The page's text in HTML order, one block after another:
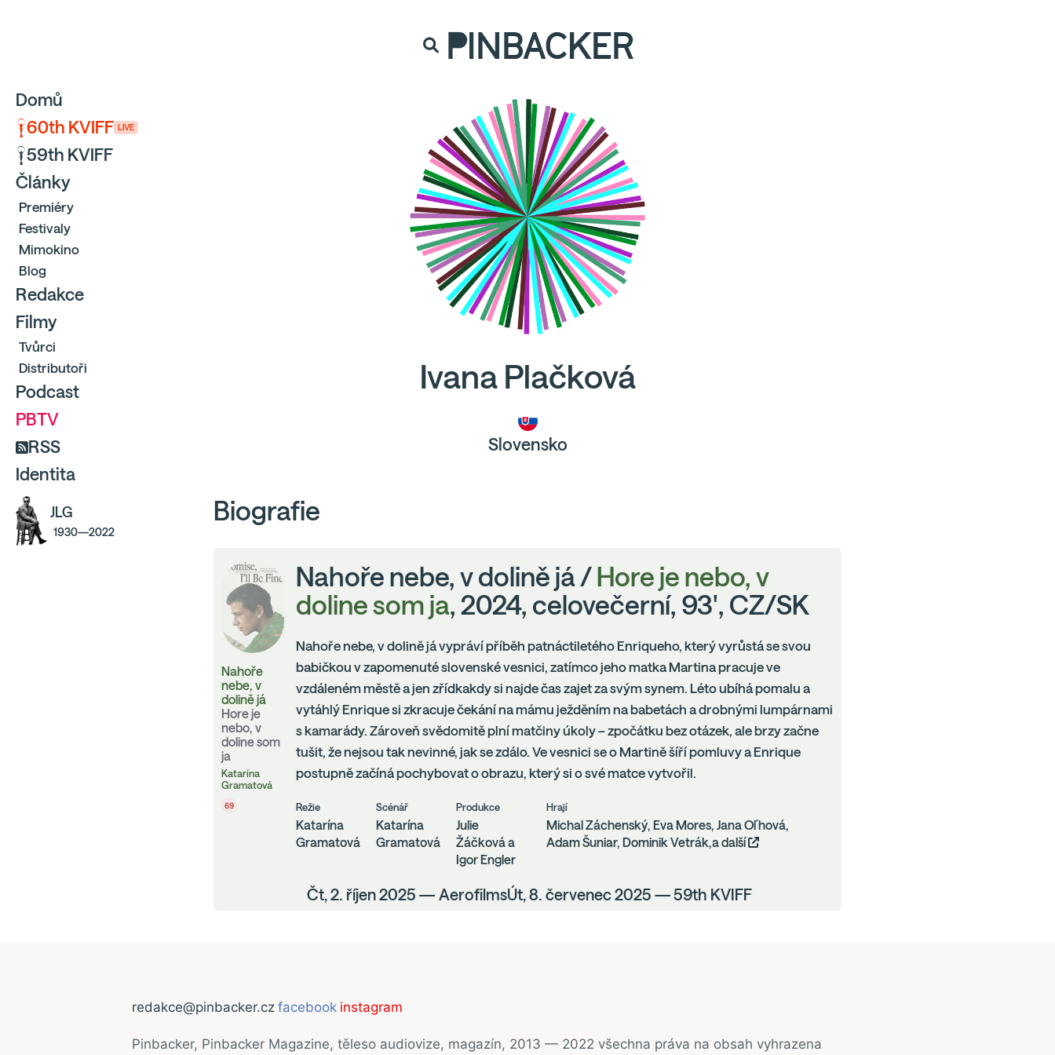
PINBACKER
Domů
60th KVIFF LIVE
59th KVIFF
Články
Premiéry
Festivaly
Mimokino
Blog
Redakce
Filmy
Tvůrci
Distributoři
Podcast
PBTV
RSS
Identita
JLG
1930—2022
Ivana Plačková
Slovensko
Biografie
Nahoře
nebe, v
dolině já
Hore je
nebo, v
doline som
ja
Katarína
Gramatová
69
Nahoře nebe, v dolině já /Hore je nebo, v
doline som ja, 2024, celovečerní, 93', CZ/SK
Nahoře nebe, v dolině já vypráví příběh patnáctiletého Enriqueho, který vyrůstá se svou
babičkou v zapomenuté slovenské vesnici, zatímco jeho matka Martina pracuje ve
vzdáleném městě a jen zřídkakdy si najde čas zajet za svým synem. Léto ubíhá pomalu a
vytáhlý Enrique si zkracuje čekání na mámu ježděním na babetách a drobnými lumpárnami
s kamarády. Zároveň svědomitě plní matčiny úkoly – zpočátku bez otázek, ale brzy začne
tušit, že nejsou tak nevinné, jak se zdálo. Ve vesnici se o Martině šíří pomluvy a Enrique
postupně začíná pochybovat o obrazu, který si o své matce vytvořil.
Režie
Katarína
Gramatová
Scénář
Katarína
Gramatová
Produkce
Julie
Žáčková a
Igor Engler
Hrají
Michal Záchenský, Eva Mores, Jana Oľhová,
Adam Šuniar, Dominik Vetrák,a další
Čt, 2. říjen 2025 — AerofilmsÚt, 8. červenec 2025 — 59th KVIFF
redakce@pinbacker.cz facebook instagram
Pinbacker, Pinbacker Magazine, těleso audiovize, magazín, 2013 — 2022 všechna práva na obsah vyhrazena